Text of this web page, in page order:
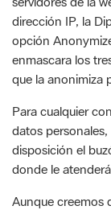
que la anonimiza
Para cualquier
datos
disposición el
donde le
Aunque creemos
cuestión
puede presentar
web de la